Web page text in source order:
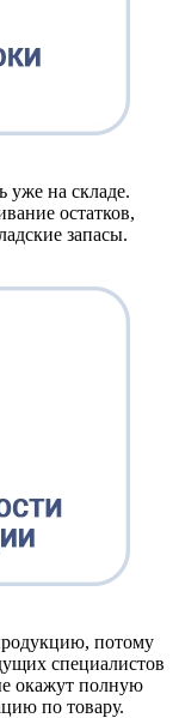
уже на складе.
остатков,
запасы.
потому
специалистов
окажут полную
по товару.